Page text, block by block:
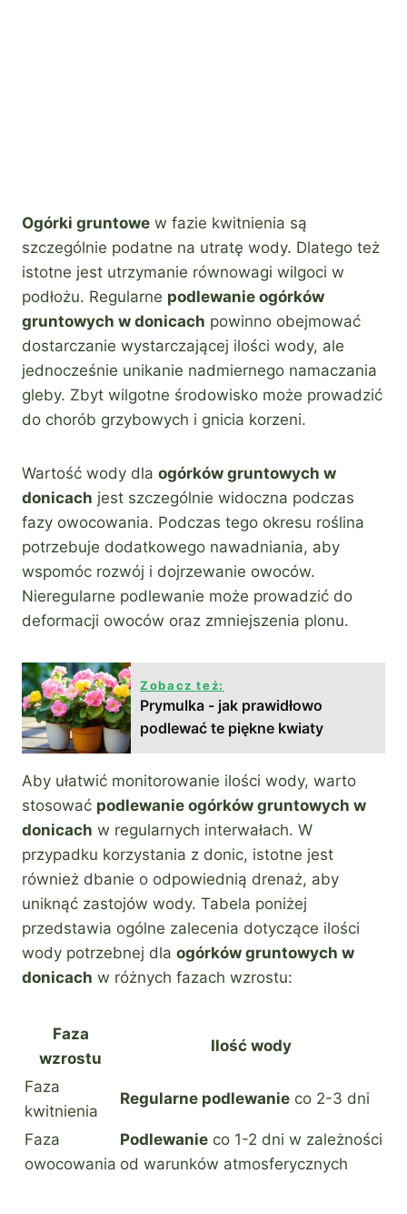
Ogórki gruntowe w fazie kwitnienia są
szczególnie podatne na utratę wody. Dlatego też
istotne jest utrzymanie równowagi wilgoci w
podłożu. Regularne podlewanie ogórków
gruntowych w donicach powinno obejmować
dostarczanie wystarczającej ilości wody, ale
jednocześnie unikanie nadmiernego namaczania
gleby. Zbyt wilgotne środowisko może prowadzić
do chorób grzybowych i gnicia korzeni.
Wartość wody dla ogórków gruntowych w
donicach jest szczególnie widoczna podczas
fazy owocowania. Podczas tego okresu roślina
potrzebuje dodatkowego nawadniania, aby
wspomóc rozwój i dojrzewanie owoców.
Nieregularne podlewanie może prowadzić do
deformacji owoców oraz zmniejszenia plonu.
Zobacz też:
Prymulka - jak prawidłowo
podlewać te piękne kwiaty
Aby ułatwić monitorowanie ilości wody, warto
stosować podlewanie ogórków gruntowych w
donicach w regularnych interwałach. W
przypadku korzystania z donic, istotne jest
również dbanie o odpowiednią drenaż, aby
uniknąć zastojów wody. Tabela poniżej
przedstawia ogólne zalecenia dotyczące ilości
wody potrzebnej dla ogórków gruntowych w
donicach w różnych fazach wzrostu:
Faza
wzrostu
Ilość wody
Faza
kwitnienia
Regularne podlewanie co 2-3 dni
Faza
owocowania
Podlewanie co 1-2 dni w zależności
od warunków atmosferycznych